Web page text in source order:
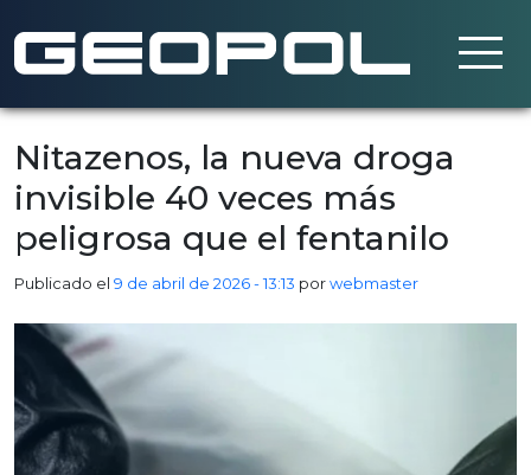
Saltar al contenido principal
Nitazenos, la nueva droga
invisible 40 veces más
peligrosa que el fentanilo
Publicado el 9 de abril de 2026 - 13:13 porwebmaster